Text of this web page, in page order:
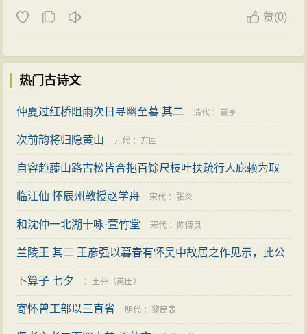
赞(0)
热门古诗文
仲夏过红桥阻雨次日寻幽至暮 其二 清代 ：戴亨
次前韵将归隐黄山 元代 ： 方回
自容趋藤山路古松皆合抱百馀尺枝叶扶疏行人庇赖为取
松明者所刳剔因而摧倾十已六七良可惜也
临江仙 怀辰州教授赵学舟 宋代 ： 张炎
和沈仲一北湖十咏·萱竹堂 宋代 ： 陈傅良
兰陵王 其二 王彦强以暮春有怀吴中故居之作见示，此公
蜀故家，因以蜀语次韵答之
卜算子 七夕 ：王芬（蕙田）
寄怀曾工部以三直省 明代 ：黎民表